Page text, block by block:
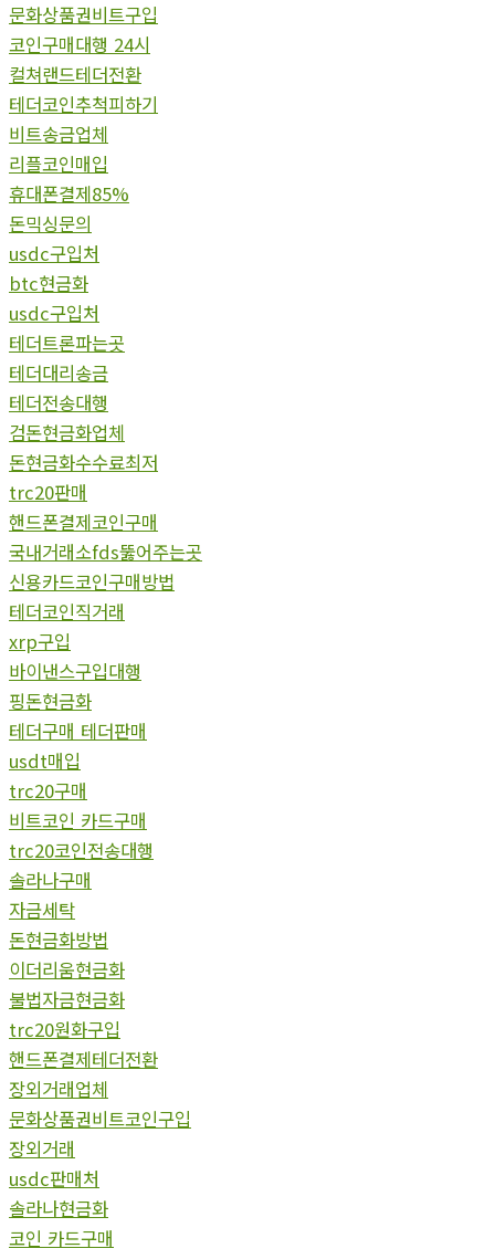
문화상품권비트구입
코인구매대행 24시
컬쳐랜드테더전환
테더코인추척피하기
비트송금업체
리플코인매입
휴대폰결제85%
돈믹싱문의
usdc구입처
btc현금화
usdc구입처
테더트론파는곳
테더대리송금
테더전송대행
검돈현금화업체
돈현금화수수료최저
trc20판매
핸드폰결제코인구매
국내거래소fds뚫어주는곳
신용카드코인구매방법
테더코인직거래
xrp구입
바이낸스구입대행
핑돈현금화
테더구매 테더판매
usdt매입
trc20구매
비트코인 카드구매
trc20코인전송대행
솔라나구매
자금세탁
돈현금화방법
이더리움현금화
불법자금현금화
trc20원화구입
핸드폰결제테더전환
장외거래업체
문화상품권비트코인구입
장외거래
usdc판매처
솔라나현금화
코인 카드구매